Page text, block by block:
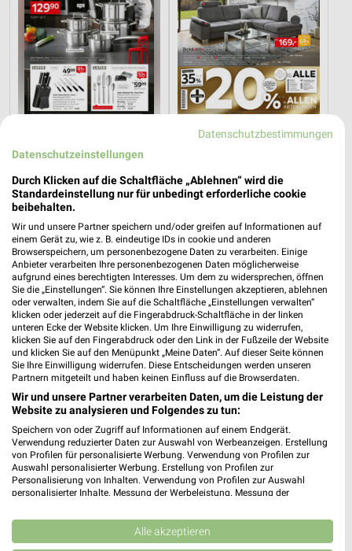
Angebote ab 08.08.
30,3 km
XXXLutz
30,3 km
Küchen Preishits!
Gültig bis Fr. 21.08.
XXXLutz
30,3 km
Gartenmöbel-Abverkauf
Gültig bis Fr. 28.08.
Datenschutzbestimmungen
Datenschutzeinstellungen
Durch Klicken auf die Schaltfläche „Ablehnen“ wird die
Standardeinstellung nur für unbedingt erforderliche cookie
beibehalten.
Wir und unsere Partner speichern und/oder greifen auf Informationen auf
einem Gerät zu, wie z. B. eindeutige IDs in cookie und anderen
Browserspeichern, um personenbezogene Daten zu verarbeiten. Einige
Anbieter verarbeiten Ihre personenbezogenen Daten möglicherweise
aufgrund eines berechtigten Interesses. Um dem zu widersprechen, öffnen
Sie die „Einstellungen“. Sie können Ihre Einstellungen akzeptieren, ablehnen
oder verwalten, indem Sie auf die Schaltfläche „Einstellungen verwalten“
klicken oder jederzeit auf die Fingerabdruck-Schaltfläche in der linken
unteren Ecke der Website klicken. Um Ihre Einwilligung zu widerrufen,
klicken Sie auf den Fingerabdruck oder den Link in der Fußzeile der Website
und klicken Sie auf den Menüpunkt „Meine Daten“. Auf dieser Seite können
Sie Ihre Einwilligung widerrufen. Diese Entscheidungen werden unseren
Partnern mitgeteilt und haben keinen Einfluss auf die Browserdaten.
Wir und unsere Partner verarbeiten Daten, um die Leistung der
Website zu analysieren und Folgendes zu tun:
Speichern von oder Zugriff auf Informationen auf einem Endgerät.
Verwendung reduzierter Daten zur Auswahl von Werbeanzeigen. Erstellung
von Profilen für personalisierte Werbung. Verwendung von Profilen zur
Auswahl personalisierter Werbung. Erstellung von Profilen zur
Personalisierung von Inhalten. Verwendung von Profilen zur Auswahl
personalisierter Inhalte. Messung der Werbeleistung. Messung der
Kombinationen von Daten aus verschiedenen Quellen. Entwicklung und
Verbesserung der Angebote. Verwendung reduzierter Daten zur Auswahl
von Inhalten.
Alle akzeptieren